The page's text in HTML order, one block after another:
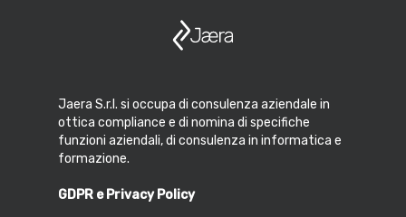
Jaera S.r.l. si occupa di consulenza aziendale in
ottica compliance e di nomina di specifiche
funzioni aziendali, di consulenza in informatica e
formazione.
GDPR e Privacy Policy